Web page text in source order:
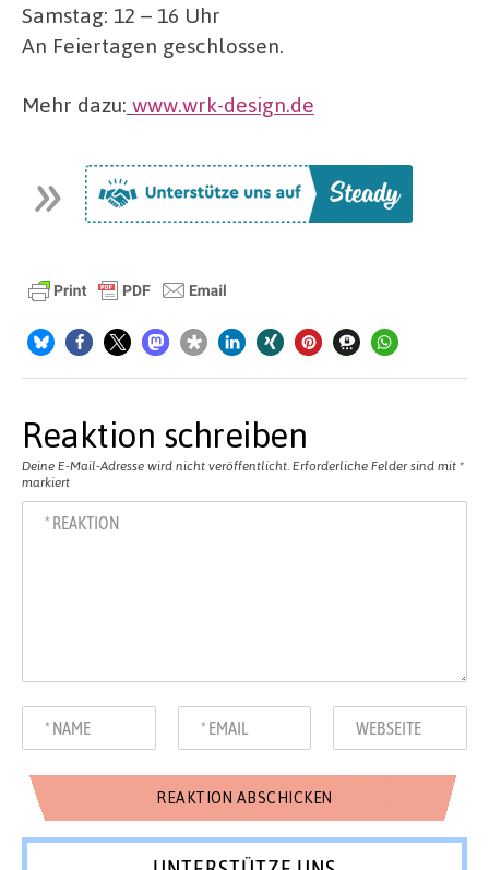
Samstag: 12 – 16 Uhr
An Feiertagen geschlossen.
Mehr dazu: www.wrk-design.de
Reaktion schreiben
Deine E-Mail-Adresse wird nicht veröffentlicht. Erforderliche Felder sind mit *
markiert